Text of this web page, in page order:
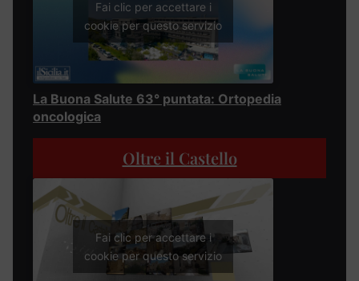
Fai clic per accettare i
cookie per questo servizio
La Buona Salute 63° puntata: Ortopedia
oncologica
Oltre il Castello
Fai clic per accettare i
cookie per questo servizio